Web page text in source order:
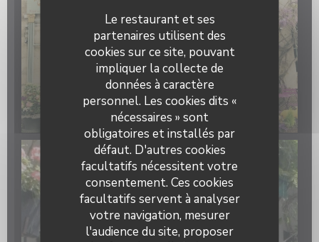
Le restaurant et ses
partenaires utilisent des
cookies sur ce site, pouvant
impliquer la collecte de
données à caractère
personnel. Les cookies dits «
nécessaires » sont
obligatoires et installés par
défaut. D'autres cookies
facultatifs nécessitent votre
consentement. Ces cookies
facultatifs servent à analyser
votre navigation, mesurer
l'audience du site, proposer